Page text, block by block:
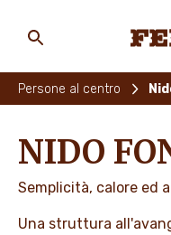
PERSONE
main
Persone al centro
NIDO
Semplicità, calore ed
Una struttura